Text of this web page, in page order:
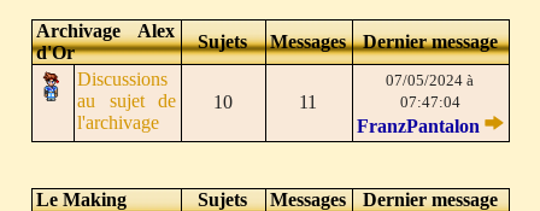
Archivage Alex
d'Or
Sujets Messages
Dernier message
Discussions
au sujet de
l'archivage
10 11
07/05/2024 à
07:47:04
FranzPantalon
Le Making Sujets Messages
Dernier message